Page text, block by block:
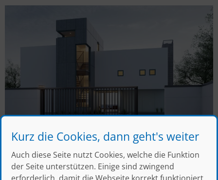
Kurz die Cookies, dann geht's weiter
Auch diese Seite nutzt Cookies, welche die Funktion
der Seite unterstützen. Einige sind zwingend
erforderlich, damit die Webseite korrekt funktioniert,